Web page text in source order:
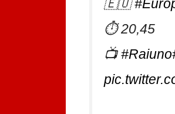
🇪🇺
⏱ 20,45
📺#Raiuno